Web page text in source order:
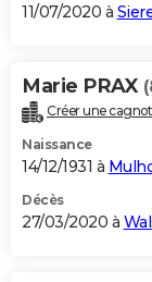
11/07/2020 à
Marie PRAX
Créer une
Naissance
14/12/1931 à
Décès
27/03/2020 à